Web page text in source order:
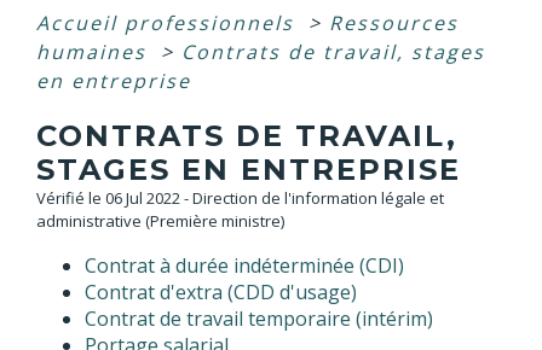
Accueil professionnels > Ressources
humaines
> Contrats de travail, stages
en entreprise
CONTRATS DE TRAVAIL,
STAGES EN ENTREPRISE
Vérifié le 06 Jul 2022 - Direction de l'information légale et
administrative (Première ministre)
Contrat à durée indéterminée (CDI)
Contrat d'extra (CDD d'usage)
Contrat de travail temporaire (intérim)